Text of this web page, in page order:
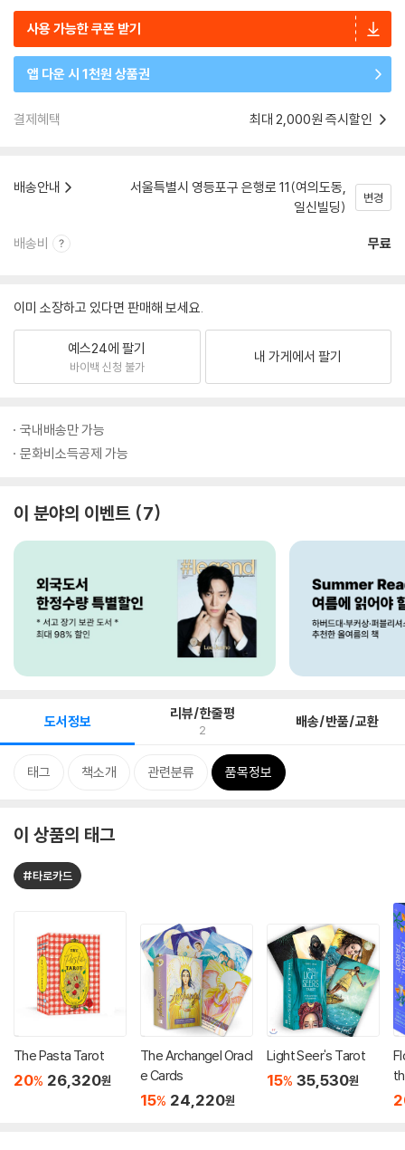
사용 가능한 쿠폰 받기
앱 다운 시 1천원 상품권
결제혜택 최대 2,000원 즉시할인
배송안내
서울특별시 영등포구 은행로 11(여의도동,
일신빌딩)
변경
배송비 무료
이미 소장하고 있다면 판매해 보세요.
예스24에 팔기
바이백 신청 불가
내 가게에서 팔기
국내배송만 가능
문화비소득공제 가능
이 분야의 이벤트 7
도서정보 리뷰/한줄평
2 배송/반품/교환
태그 책소개 관련분류 품목정보
이 상품의 태그
#타로카드
The Pasta Tarot
20% 26,320원
The Archangel Oracl
e Cards
15% 24,220원
Light Seer's Tarot
15% 35,530원